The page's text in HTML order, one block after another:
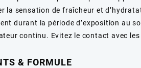
la sensation de fraîcheur et
durant la période d’exposition au
continu. Evitez le contact avec les
& FORMULE